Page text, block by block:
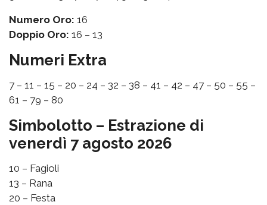
Numero Oro: 16
Doppio Oro: 16 – 13
Numeri Extra
7 – 11 – 15 – 20 – 24 – 32 – 38 – 41 – 42 – 47 – 50 – 55 –
61 – 79 – 80
Simbolotto – Estrazione di
venerdì 7 agosto 2026
10 – Fagioli
13 – Rana
20 – Festa